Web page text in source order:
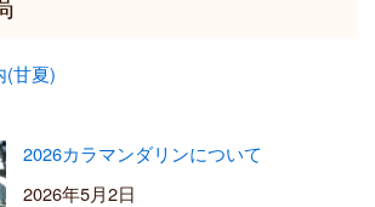
(甘夏)
2026カラマンダリンについて
2026年5月2日